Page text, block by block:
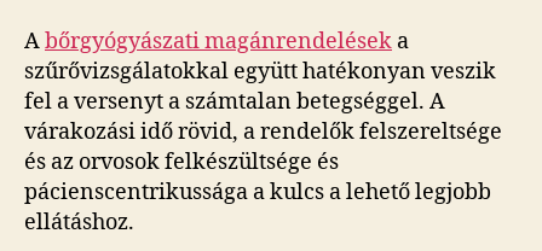
Abőrgyógyászati magánrendelések a
szűrővizsgálatokkal együtt hatékonyan veszik
fel a versenyt a számtalan betegséggel. A
várakozási idő rövid, a rendelők felszereltsége
és az orvosok felkészültsége és
pácienscentrikussága a kulcs a lehető legjobb
ellátáshoz.